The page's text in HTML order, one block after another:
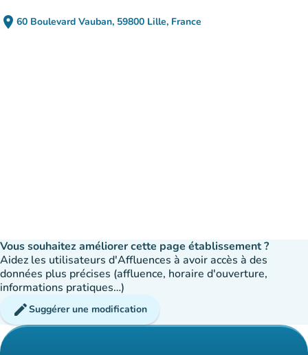
place 60 Boulevard Vauban, 59800 Lille, France
(ouvrir dans Google Maps)
(nouvel onglet)
Vous souhaitez améliorer cette page établissement ?
Aidez les utilisateurs d'Affluences à avoir accès à des
données plus précises (affluence, horaire d'ouverture,
informations pratiques…)
editSuggérer une modification